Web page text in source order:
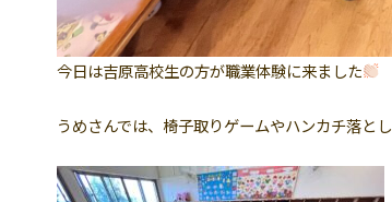
今日は吉原高校生の方が職業体験に来ました
うめさんでは、椅子取りゲームやハンカチ落と